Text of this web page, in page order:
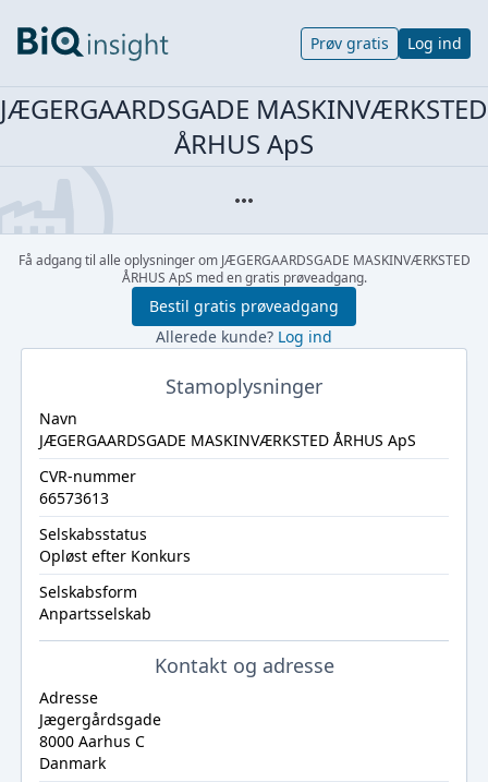
Prøv gratis Log ind
JÆGERGAARDSGADE MASKINVÆRKSTED
ÅRHUS ApS
Få adgang til alle oplysninger om JÆGERGAARDSGADE MASKINVÆRKSTED
ÅRHUS ApS med en gratis prøveadgang.
Bestil gratis prøveadgang
Allerede kunde? Log ind
Stamoplysninger
Navn
JÆGERGAARDSGADE MASKINVÆRKSTED ÅRHUS ApS
CVR-nummer
66573613
Selskabsstatus
Opløst efter Konkurs
Selskabsform
Anpartsselskab
Kontakt og adresse
Adresse
Jægergårdsgade
8000 Aarhus C
Danmark